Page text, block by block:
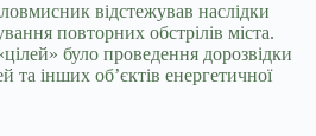
відстежував наслідки
повторних обстрілів міста.
було проведення дорозвідки
та інших об’єктів енергетичної